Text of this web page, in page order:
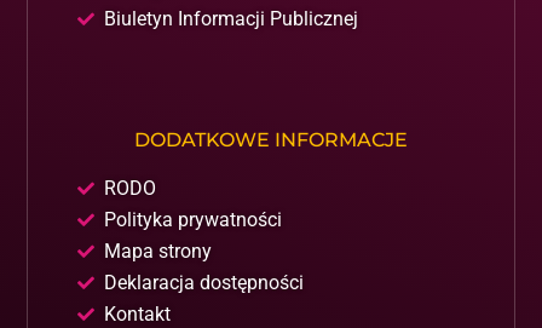
Biuletyn Informacji Publicznej
DODATKOWE INFORMACJE
RODO
Polityka prywatności
Mapa strony
Deklaracja dostępności
Kontakt